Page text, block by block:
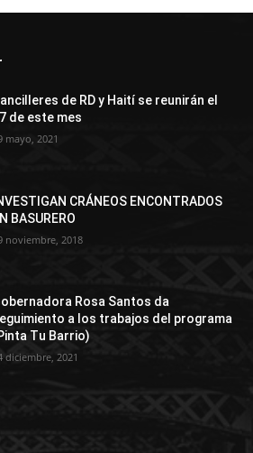
de RD y Haití se reunirán el
de este mes
mayo, 2021
CRÁNEOS ENCONTRADOS
BASURERO
noviembre, 2018
Rosa Santos da
a los trabajos del programa
Tu Barrio)
diciembre, 2021